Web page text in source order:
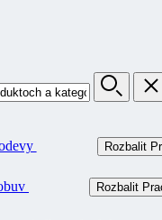
Rozbalit
Rozbalit